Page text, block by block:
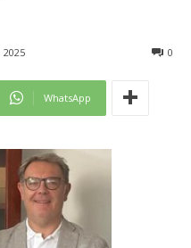
0
WhatsApp